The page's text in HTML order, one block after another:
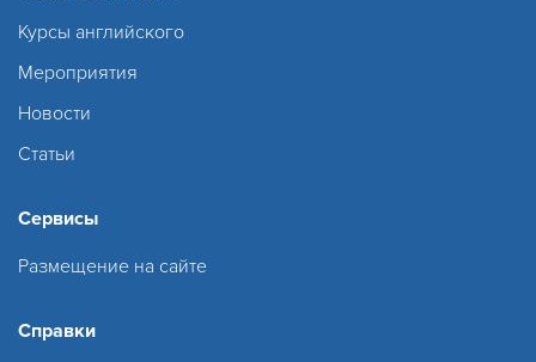
Курсы английского
Мероприятия
Новости
Статьи
Сервисы
Размещение на сайте
Справки